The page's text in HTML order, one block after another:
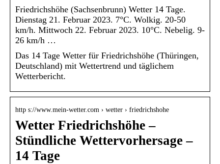
Friedrichshöhe (Sachsenbrunn) Wetter 14 Tage.
Dienstag 21. Februar 2023. 7°C. Wolkig. 20-50
km/h. Mittwoch 22. Februar 2023. 10°C. Nebelig. 9-
26 km/h …
Das 14 Tage Wetter für Friedrichshöhe (Thüringen,
Deutschland) mit Wettertrend und täglichem
Wetterbericht.
http s://www.mein-wetter.com › wetter › friedrichshohe
Wetter Friedrichshöhe –
Stündliche Wettervorhersage –
14 Tage